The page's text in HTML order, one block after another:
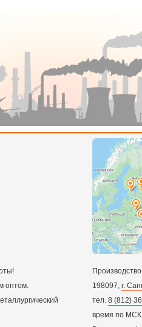
оптом.
198097, г.
тел. 8 (812)
время по